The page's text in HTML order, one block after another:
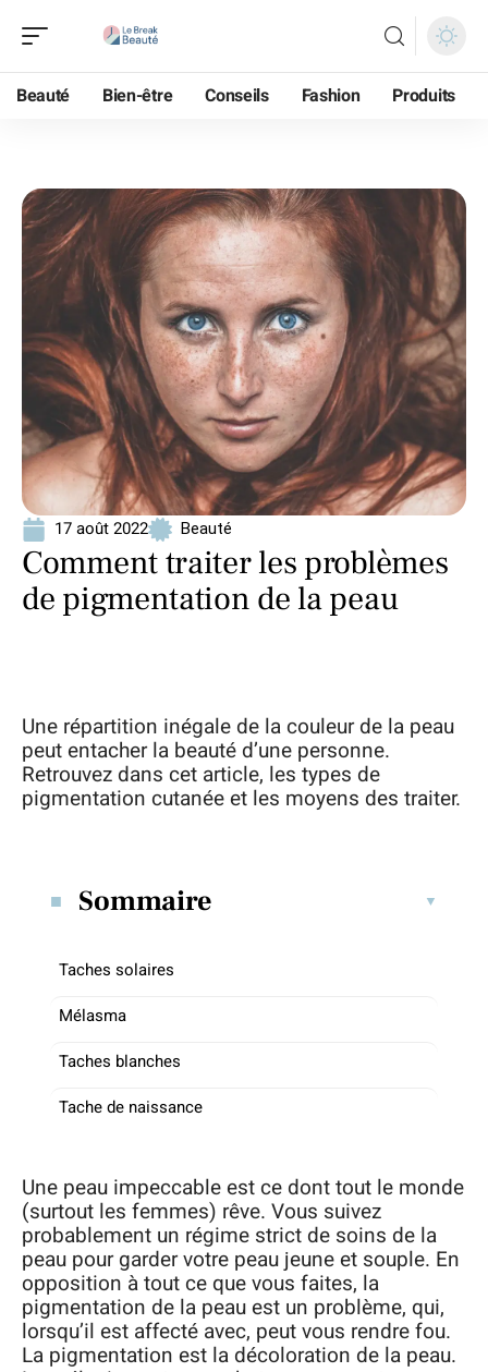
Beauté Bien-être Conseils Fashion Produits
17 août 2022 Beauté
Comment traiter les problèmes
de pigmentation de la peau
Une répartition inégale de la couleur de la peau
peut entacher la beauté d’une personne.
Retrouvez dans cet article, les types de
pigmentation cutanée et les moyens des traiter.
Sommaire
Taches solaires
Mélasma
Taches blanches
Tache de naissance
Une peau impeccable est ce dont tout le monde
(surtout les femmes) rêve. Vous suivez
probablement un régime strict de soins de la
peau pour garder votre peau jeune et souple. En
opposition à tout ce que vous faites, la
pigmentation de la peau est un problème, qui,
lorsqu’il est affecté avec, peut vous rendre fou.
La pigmentation est la décoloration de la peau.